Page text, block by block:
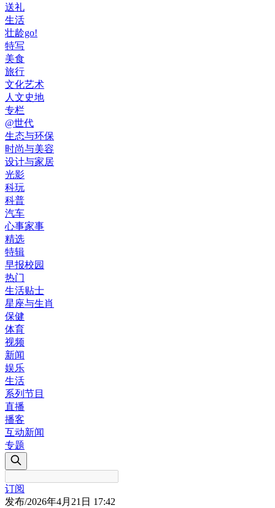
送礼
生活
壮龄go!
特写
美食
旅行
文化艺术
人文史地
专栏
@世代
生态与环保
时尚与美容
设计与家居
光影
科玩
科普
汽车
心事家事
精选
特辑
早报校园
热门
生活贴士
星座与生肖
保健
体育
视频
新闻
娱乐
生活
系列节目
直播
播客
互动新闻
专题
订阅
发布/2026年4月21日 17:42